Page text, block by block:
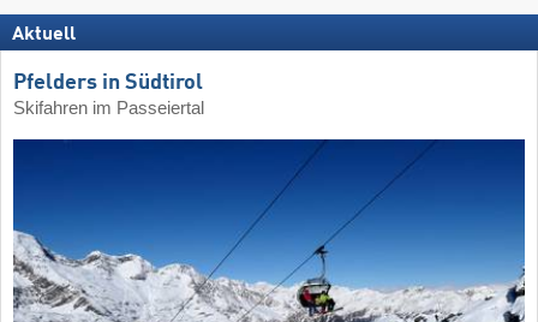
Aktuell
Pfelders in Südtirol
Skifahren im Passeiertal